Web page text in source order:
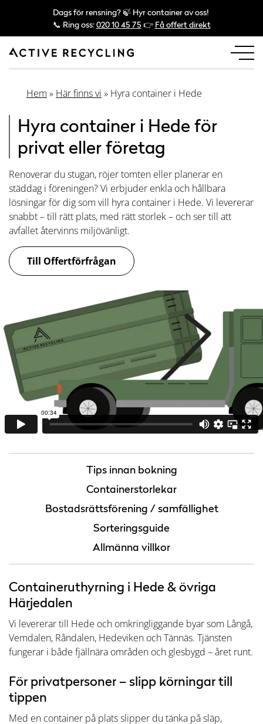
Dags för rensning? 🍃 Hyr container av oss!
📞 Ring oss:020 10 45 75 👉 Få offert direkt
Hem » Här finns vi » Hyra container i Hede
Hyra container i Hede för
privat eller företag
Renoverar du stugan, röjer tomten eller planerar en
städdag i föreningen? Vi erbjuder enkla och hållbara
lösningar för dig som vill hyra container i Hede. Vi levererar
snabbt – till rätt plats, med rätt storlek – och ser till att
avfallet återvinns miljövänligt.
Till Offertförfrågan
Tips innan bokning
Containerstorlekar
Bostadsrättsförening / samfällighet
Sorteringsguide
Allmänna villkor
Containeruthyrning i Hede & övriga
Härjedalen
Vi levererar till Hede och omkringliggande byar som Långå,
Vemdalen, Råndalen, Hedeviken och Tännäs. Tjänsten
fungerar i både fjällnära områden och glesbygd – året runt.
För privatpersoner – slipp körningar till
tippen
Med en container på plats slipper du tänka på släp,